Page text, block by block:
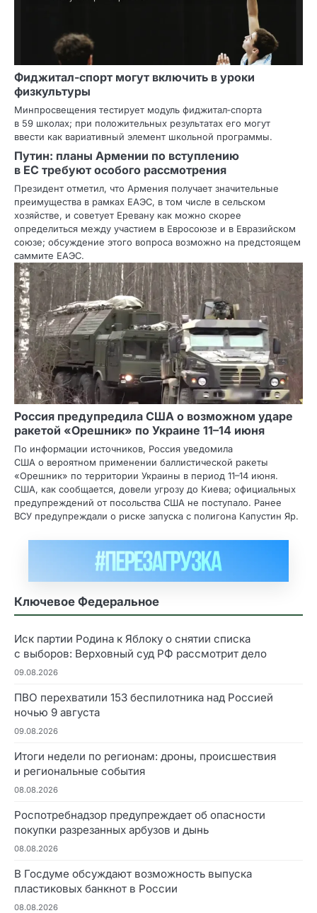
Фиджитал‑спорт могут включить в уроки
физкультуры
Минпросвещения тестирует модуль фиджитал‑спорта
в 59 школах; при положительных результатах его могут
ввести как вариативный элемент школьной программы.
Путин: планы Армении по вступлению
в ЕС требуют особого рассмотрения
Президент отметил, что Армения получает значительные
преимущества в рамках ЕАЭС, в том числе в сельском
хозяйстве, и советует Еревану как можно скорее
определиться между участием в Евросоюзе и в Евразийском
союзе; обсуждение этого вопроса возможно на предстоящем
саммите ЕАЭС.
Россия предупредила США о возможном ударе
ракетой «Орешник» по Украине 11–14 июня
По информации источников, Россия уведомила
США о вероятном применении баллистической ракеты
«Орешник» по территории Украины в период 11–14 июня.
США, как сообщается, довели угрозу до Киева; официальных
предупреждений от посольства США не поступало. Ранее
ВСУ предупреждали о риске запуска с полигона Капустин Яр.
Ключевое Федеральное
Иск партии Родина к Яблоку о снятии списка
с выборов: Верховный суд РФ рассмотрит дело
09.08.2026
ПВО перехватили 153 беспилотника над Россией
ночью 9 августа
09.08.2026
Итоги недели по регионам: дроны, происшествия
и региональные события
08.08.2026
Роспотребнадзор предупреждает об опасности
покупки разрезанных арбузов и дынь
08.08.2026
В Госдуме обсуждают возможность выпуска
пластиковых банкнот в России
08.08.2026